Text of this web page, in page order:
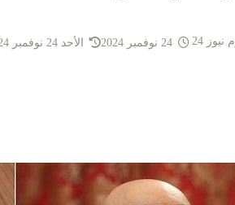
24 الأحد 24 نوفمبر 2024